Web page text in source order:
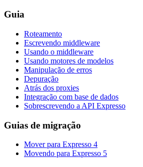
Guia
Roteamento
Escrevendo middleware
Usando o middleware
Usando motores de modelos
Manipulação de erros
Depuração
Atrás dos proxies
Integração com base de dados
Sobrescrevendo a API Expresso
Guias de migração
Mover para Expresso 4
Movendo para Expresso 5